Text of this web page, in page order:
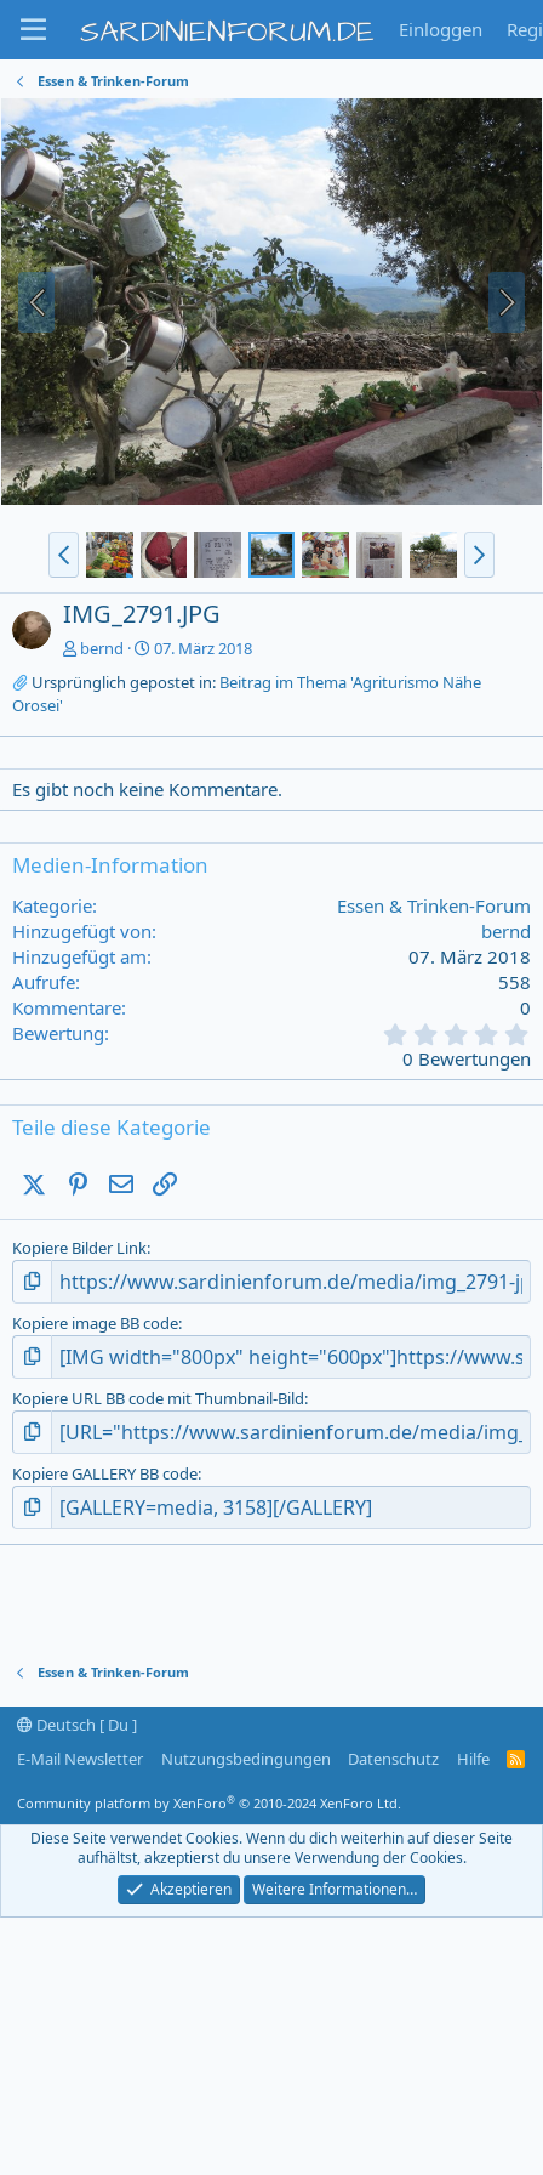
SARDINIENFORUM.DE Einloggen
Essen & Trinken-Forum
IMG_2791.JPG
bernd
07. März 2018
Ursprünglich gepostet in: Beitrag im Thema 'Agriturismo Nähe
Orosei'
Es gibt noch keine Kommentare.
Medien-Information
Kategorie
Essen & Trinken-Forum
Hinzugefügt von
bernd
Hinzugefügt am
07. März 2018
Aufrufe
558
Kommentare
0
Bewertung
0
0
s
0 Bewertungen
Teile diese Kategorie
X (Twitter)Pinterest
E-Mail
Kopiere Bilder Link
Kopiere image BB code
Kopiere URL BB code mit Thumbnail-Bild
Kopiere GALLERY BB code
Essen & Trinken-Forum
Deutsch [ Du ]
E-Mail Newsletter
Nutzungsbedingungen Datenschutz Hilfe
R
F
Community platform by XenForo® © 2010-2024 XenForo Ltd.
Diese Seite verwendet Cookies. Wenn du dich weiterhin auf dieser Seite
aufhältst, akzeptierst du unsere Verwendung der Cookies.
Akzeptieren
Weitere Informationen…